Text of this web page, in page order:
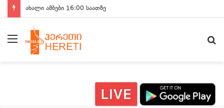
ახალი ამბები 16:00 საათზე
მენიუ